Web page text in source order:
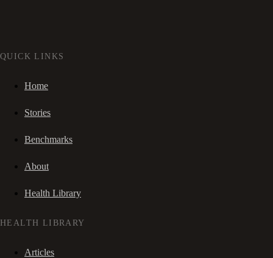
QUICK LINKS
Home
Stories
Benchmarks
About
Health Library
HEALTH LIBRARY
Articles